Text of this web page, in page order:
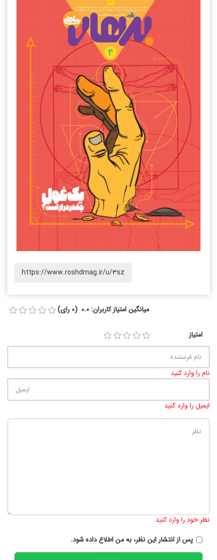
https://www.roshdmag.ir/u/3sz
میانگین امتیاز کاربران: 0.0 (0 رای)
امتیاز
نام را وارد کنید
ایمیل را وارد کنید
نظر خود را وارد کنید
پس از انتشار این نظر، به من اطلاع داده شود.